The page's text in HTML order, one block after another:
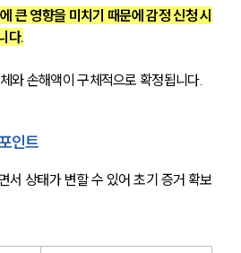
큰 영향을 미치기 때문에 감정 신청 시
다.
와 손해액이 구체적으로 확정됩니다.
인트
서 상태가 변할 수 있어 초기 증거 확보